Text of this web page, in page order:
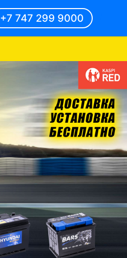
+7 747 299 9000